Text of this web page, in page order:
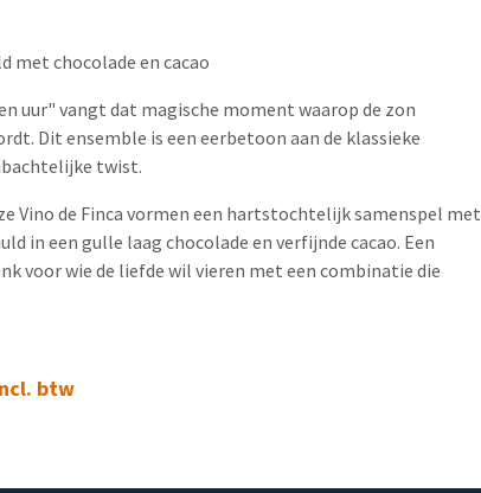
met chocolade en cacao
uur" vangt dat magische moment waarop de zon
Dit ensemble is een eerbetoon aan de klassieke
twist.
Vino de Finca vormen een hartstochtelijk samenspel met
in een gulle laag chocolade en verfijnde cacao. Een
voor wie de liefde wil vieren met een combinatie die
btw